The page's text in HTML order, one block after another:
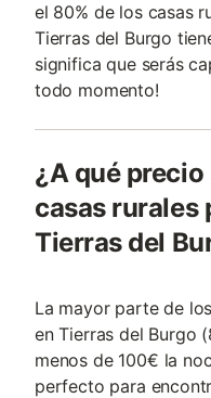
el 80% de los casas
Tierras del Burgo
significa que serás
todo momento!
¿A qué
casas rurales
Tierras del
La mayor parte de
en Tierras del Burgo
menos de 100€ la
perfecto para